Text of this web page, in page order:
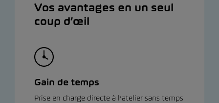
Vos avantages en un seul
coup d’œil
Gain de temps
Prise en charge directe à l’atelier sans temps